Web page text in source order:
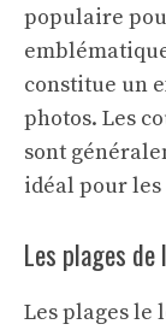
populaire
constitue un
photos. Les
sont
idéal pour les
Les plages de
Les plages le